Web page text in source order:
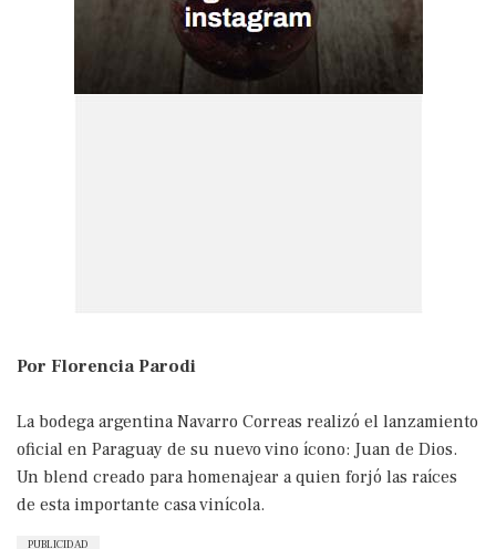
Por Florencia Parodi
La bodega argentina Navarro Correas realizó el lanzamiento
oficial en Paraguay de su nuevo vino ícono: Juan de Dios.
Un blend creado para homenajear a quien forjó las raíces
de esta importante casa vinícola.
PUBLICIDAD